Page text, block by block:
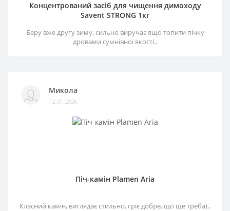
Концентрований засіб для чищення димоходу
Savent STRONG 1кг
Беру вже другу зиму, сильно виручає ящо топити пічку
дровами сумнівної якості..
Микола
12.01.2026
Піч-камін Plamen Aria
Класний камін, виглядає стильно, гріє добре, що ще треба)..